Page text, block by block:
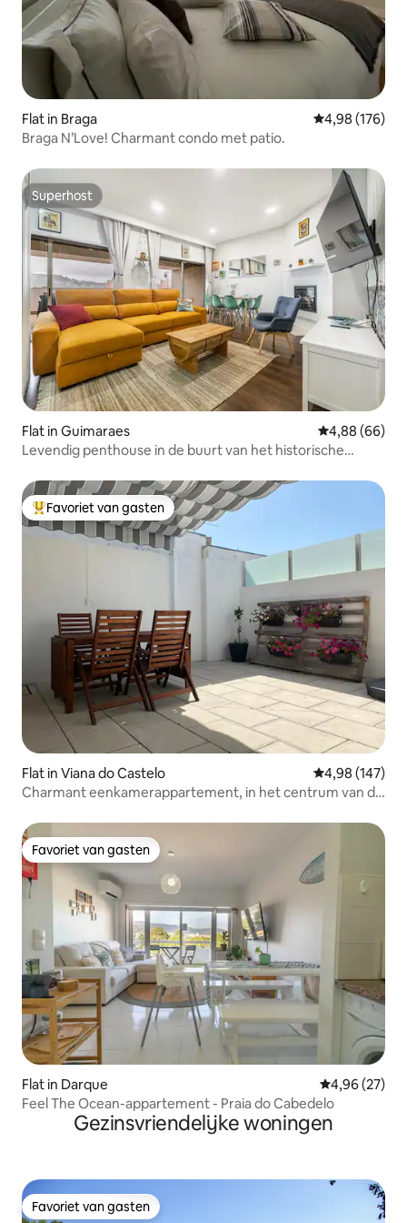
Flat in Braga Gemiddelde
4,98 (176)
Braga N’Love! Charmant condo met patio.
Superhost
Superhost
Flat in Guimaraes Gemiddelde
4,88 (66)
Levendig penthouse in de buurt van het historische
Topfavoriet van gasten
Favoriet van gasten
Flat in Viana do Castelo Gemiddelde
4,98 (147)
Charmant eenkamerappartement, in het centrum van de
Favoriet van gasten
Favoriet van gasten
Flat in Darque Gemiddelde
4,96 (27)
Feel The Ocean-appartement - Praia do Cabedelo
Gezinsvriendelijke woningen
Favoriet van gasten
Favoriet van gasten